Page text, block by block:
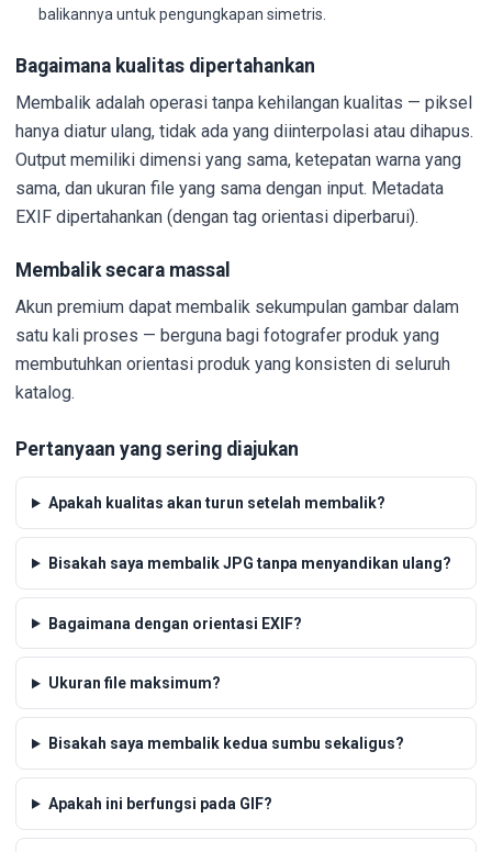
balikannya untuk pengungkapan simetris.
Bagaimana kualitas dipertahankan
Membalik adalah operasi tanpa kehilangan kualitas — piksel
hanya diatur ulang, tidak ada yang diinterpolasi atau dihapus.
Output memiliki dimensi yang sama, ketepatan warna yang
sama, dan ukuran file yang sama dengan input. Metadata
EXIF dipertahankan (dengan tag orientasi diperbarui).
Membalik secara massal
Akun premium dapat membalik sekumpulan gambar dalam
satu kali proses — berguna bagi fotografer produk yang
membutuhkan orientasi produk yang konsisten di seluruh
katalog.
Pertanyaan yang sering diajukan
Apakah kualitas akan turun setelah membalik?
Bisakah saya membalik JPG tanpa menyandikan ulang?
Bagaimana dengan orientasi EXIF?
Ukuran file maksimum?
Bisakah saya membalik kedua sumbu sekaligus?
Apakah ini berfungsi pada GIF?